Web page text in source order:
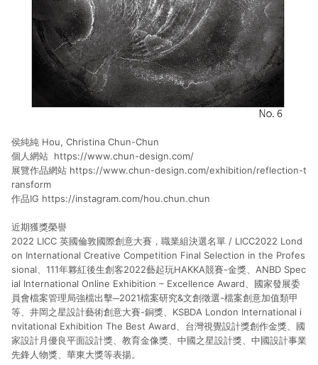
侯純純 Hou, Christina Chun-Chun
個人網站 https://www.chun-design.com/
展覽作品網站 https://www.chun-design.com/exhibition/reflection-t
ransform
作品IG https://instagram.com/hou.chun.chun
近期獲獎榮譽
2022 LICC 英國倫敦國際創意大賽，職業組決選名單 / LICC2022 Lond
on International Creative Competition Final Selection in the Profes
sional、111年夥紅後生創客2022藝起玩HAKKA競賽-金獎、ANBD Spec
ial International Online Exhibition – Excellence Award、國家發展委
員會檔案管理局強檔出擊─2021檔案研究&文創徵選-檔案創意加值類甲
等、井岡之星設計藝術創意大賽-銅獎、KSBDA London International i
nvitational Exhibition The Best Award、台灣視覺設計獎創作金獎、國
家設計月優良平面設計獎、教育金像獎、中國之星設計獎、中國設計事業
先鋒人物獎、華東大獎等表揚。